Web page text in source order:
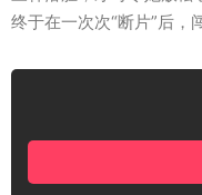
终于在一次次“断片”后，